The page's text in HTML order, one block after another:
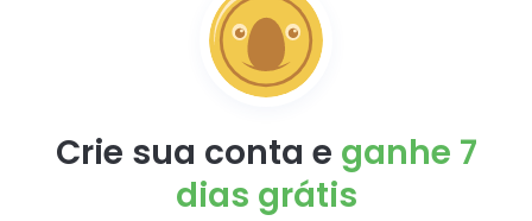
Crie sua conta e ganhe 7
dias grátis